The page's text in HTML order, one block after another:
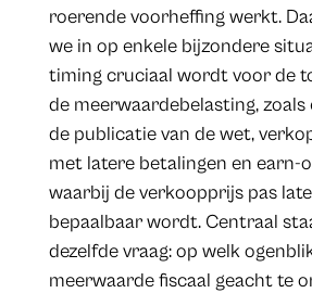
roerende voorheffing werkt.
we in op enkele bijzondere
timing cruciaal wordt voor de
de meerwaardebelasting,
de publicatie van de wet,
met latere betalingen en
waarbij de verkoopprijs pas
bepaalbaar wordt. Centraal
dezelfde vraag: op welk
meerwaarde fiscaal geacht te